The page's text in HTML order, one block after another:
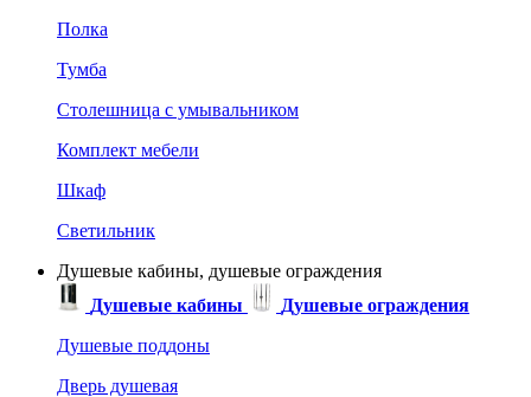
Полка
Тумба
Столешница с умывальником
Комплект мебели
Шкаф
Светильник
Душевые кабины, душевые ограждения
Душевые кабины
Душевые ограждения
Душевые поддоны
Дверь душевая